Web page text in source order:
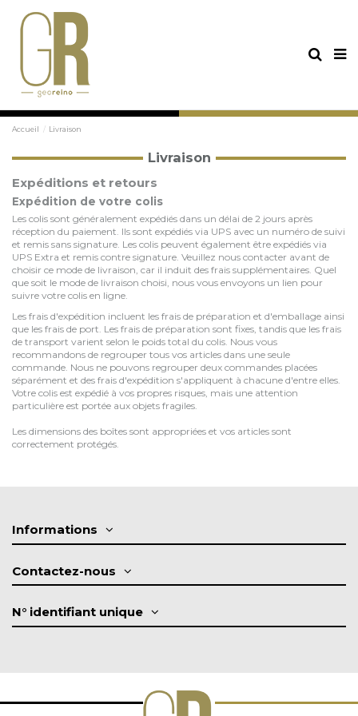
Accueil Livraison
Livraison
Expéditions et retours
Expédition de votre colis
Les colis sont généralement expédiés dans un délai de 2 jours après
réception du paiement. Ils sont expédiés via UPS avec un numéro de suivi
et remis sans signature. Les colis peuvent également être expédiés via
UPS Extra et remis contre signature. Veuillez nous contacter avant de
choisir ce mode de livraison, car il induit des frais supplémentaires. Quel
que soit le mode de livraison choisi, nous vous envoyons un lien pour
suivre votre colis en ligne.
Les frais d'expédition incluent les frais de préparation et d'emballage ainsi
que les frais de port. Les frais de préparation sont fixes, tandis que les frais
de transport varient selon le poids total du colis. Nous vous
recommandons de regrouper tous vos articles dans une seule
commande. Nous ne pouvons regrouper deux commandes placées
séparément et des frais d'expédition s'appliquent à chacune d'entre elles.
Votre colis est expédié à vos propres risques, mais une attention
particulière est portée aux objets fragiles.
Les dimensions des boîtes sont appropriées et vos articles sont
correctement protégés.
Informations
Contactez-nous
N° identifiant unique